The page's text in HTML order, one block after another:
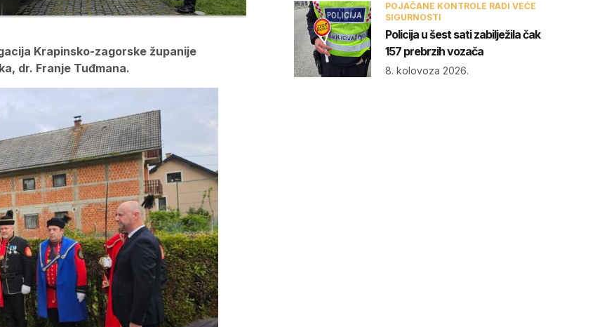
Krapinsko-zagorske županije
dr. Franje Tuđmana.
POJAČANE KONTROLE RADI VEĆE
SIGURNOSTI
Policija u šest sati zabilježila čak
157 prebrzih vozača
8. kolovoza 2026.